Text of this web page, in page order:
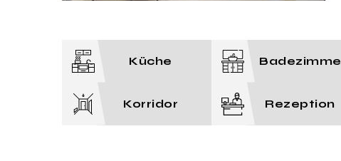
Küche
Korridor Rezeption